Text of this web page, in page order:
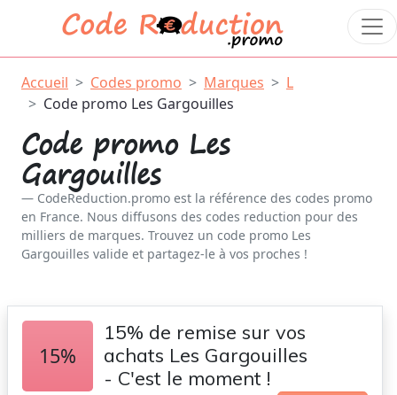
Accueil Codes promo Marques
L
Code promo Les Gargouilles
Code promo Les
Gargouilles
CodeReduction.promo est la référence des codes promo
en France. Nous diffusons des codes reduction pour des
milliers de marques. Trouvez un code promo Les
Gargouilles valide et partagez-le à vos proches !
15%
15% de remise sur vos
achats Les Gargouilles
- C'est le moment !